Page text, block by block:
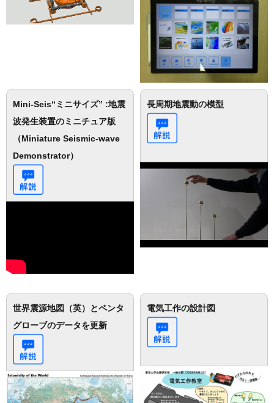
Mini-Seis“ミニサイズ” :地震
波発生装置のミニチュア版
（Miniature Seismic-wave
Demonstrator）
長周期地震動の模型
世界震源地図（英）とペンタ
グローブのデータを更新
電気工作の設計図